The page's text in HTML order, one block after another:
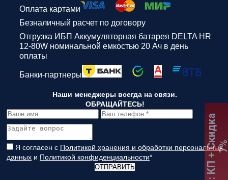
Оплата картами
Безналичный расчет по договору
Отгрузка ИБП Аккумуляторная батарея DELTA HR
12-80W номинальной емкостью 20 Ач в день
оплаты
Банки-партнеры
Наши менеджеры всегда на связи.
ОБРАЩАЙТЕСЬ!
Я согласен с Политикой хранения и обработки персональных
данных и Политикой конфиденциальности*
ОТПРАВИТЬ :
К
П
+
С
к
и
д
к
а
7